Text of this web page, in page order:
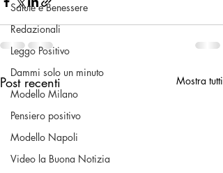
Salute e Benessere
Redazionali
Leggo Positivo
Dammi solo un minuto
Modello Milano
Pensiero positivo
Modello Napoli
Video la Buona Notizia
Post recenti Mostra tutti